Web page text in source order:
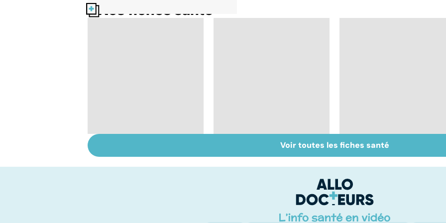
Nos fiches santé
mais fragile
intoxications au
Brûlures : la prise en
charge des grands
Voir toutes les fiches santé